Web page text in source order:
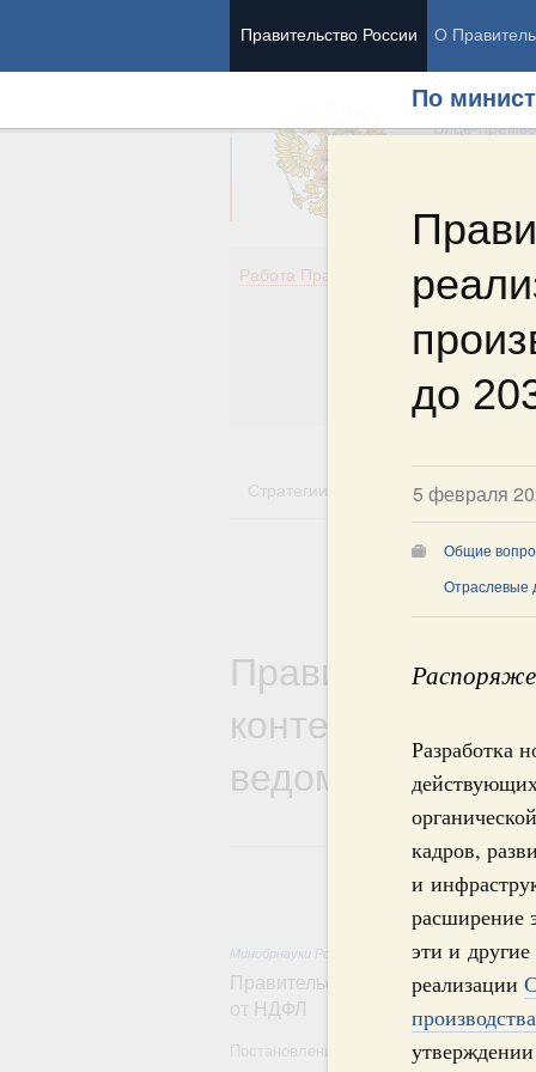
Правительство России О
По
до
5 февраля
Общие
Отраслевые
Разработка
кадров,
и
расширение
эти и
реализации
Вице-
Работа Правительства
Стратегии Государственные
контексте
ведомств
Минобрнауки России 4 часа назад ,
Правительство расширило
от НДФЛ
Постановление от 5 августа 2026 года